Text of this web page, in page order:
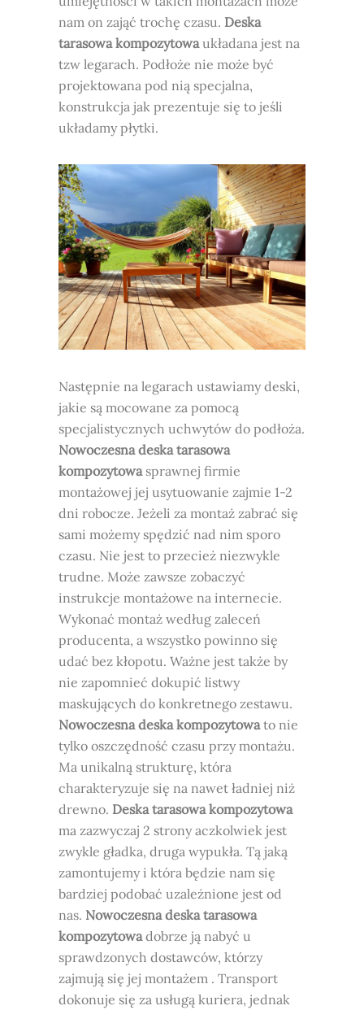
nam on zająć trochę czasu. Deska
tarasowa kompozytowaukładana jest na
tzw legarach. Podłoże nie może być
projektowana pod nią specjalna,
konstrukcja jak prezentuje się to jeśli
układamy płytki.
Następnie na legarach ustawiamy deski,
jakie są mocowane za pomocą
specjalistycznych uchwytów do podłoża.
Nowoczesna deska tarasowa
kompozytowa sprawnej firmie
montażowej jej usytuowanie zajmie 1-2
dni robocze. Jeżeli za montaż zabrać się
sami możemy spędzić nad nim sporo
czasu. Nie jest to przecież niezwykle
trudne. Może zawsze zobaczyć
instrukcje montażowe na internecie.
Wykonać montaż według zaleceń
producenta, a wszystko powinno się
udać bez kłopotu. Ważne jest także by
nie zapomnieć dokupić listwy
maskujących do konkretnego zestawu.
Nowoczesna deska kompozytowa to nie
tylko oszczędność czasu przy montażu.
Ma unikalną strukturę, która
charakteryzuje się na nawet ładniej niż
drewno. Deska tarasowa kompozytowa
ma zazwyczaj 2 strony aczkolwiek jest
zwykle gładka, druga wypukła. Tą jaką
zamontujemy i która będzie nam się
bardziej podobać uzależnione jest od
nas. Nowoczesna deska tarasowa
kompozytowa dobrze ją nabyć u
sprawdzonych dostawców, którzy
zajmują się jej montażem . Transport
dokonuje się za usługą kuriera, jednak